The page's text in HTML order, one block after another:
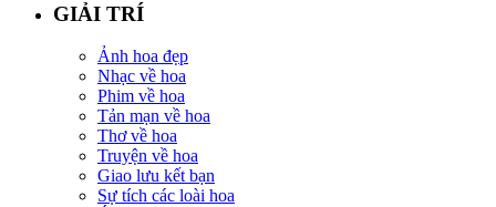
GIẢI TRÍ
Ảnh hoa đẹp
Nhạc về hoa
Phim về hoa
Tản mạn về hoa
Thơ về hoa
Truyện về hoa
Giao lưu kết bạn
Sự tích các loài hoa